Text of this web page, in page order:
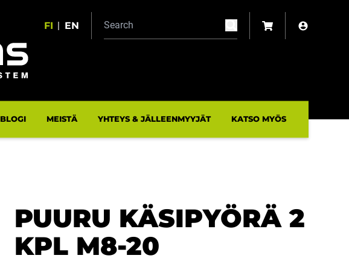
FI | EN
BLOGI MEISTÄ YHTEYS & JÄLLEENMYYJÄT KATSO MYÖS
PUURU KÄSIPYÖRÄ 2
KPL M8-20